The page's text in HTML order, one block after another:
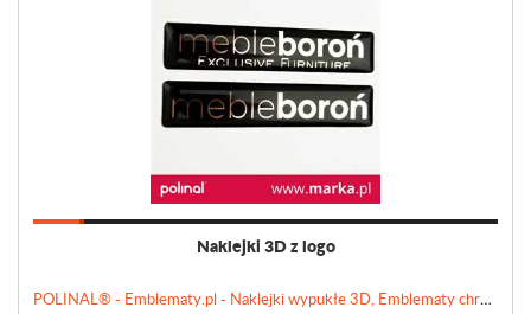
Naklejki 3D z logo
POLINAL® - Emblematy.pl - Naklejki wypukłe 3D, Emblematy chromowane, Tabliczki, Etykiety